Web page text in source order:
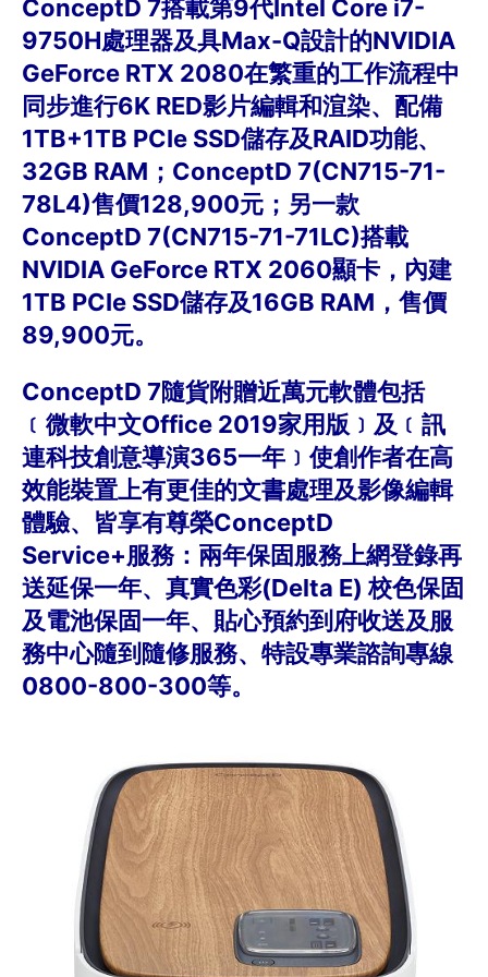
ConceptD 7搭載第9代Intel Core i7-
9750H處理器及具Max-Q設計的NVIDIA
GeForce RTX 2080在繁重的工作流程中
同步進行6K RED影片編輯和渲染、配備
1TB+1TB PCIe SSD儲存及RAID功能、
32GB RAM；ConceptD 7(CN715-71-
78L4)售價128,900元；另一款
ConceptD 7(CN715-71-71LC)搭載
NVIDIA GeForce RTX 2060顯卡，內建
1TB PCIe SSD儲存及16GB RAM，售價
89,900元。
ConceptD 7隨貨附贈近萬元軟體包括
﹝微軟中文Office 2019家用版﹞及﹝訊
連科技創意導演365一年﹞使創作者在高
效能裝置上有更佳的文書處理及影像編輯
體驗、皆享有尊榮ConceptD
Service+服務：兩年保固服務上網登錄再
送延保一年、真實色彩(Delta E) 校色保固
及電池保固一年、貼心預約到府收送及服
務中心隨到隨修服務、特設專業諮詢專線
0800-800-300等。